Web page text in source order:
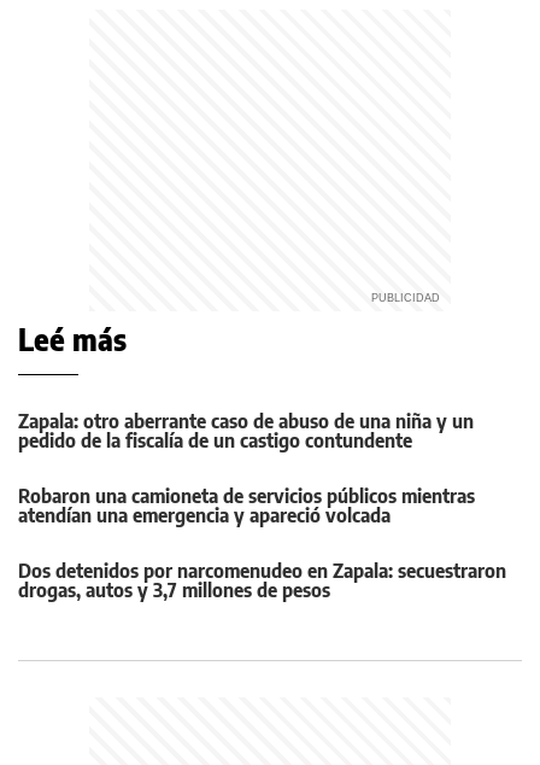
Leé más
Zapala: otro aberrante caso de abuso de una niña y un
pedido de la fiscalía de un castigo contundente
Robaron una camioneta de servicios públicos mientras
atendían una emergencia y apareció volcada
Dos detenidos por narcomenudeo en Zapala: secuestraron
drogas, autos y 3,7 millones de pesos